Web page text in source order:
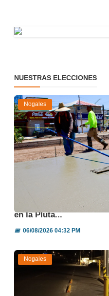
NUESTRAS ELECCIONES
Nogales
Avanza 45 % obra de
en la Pluta...
📅06/08/2026 04:32 PM
Nogales